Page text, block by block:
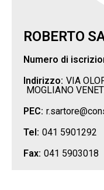
ROBERTO
Numero di
Indirizzo: VIA
MOGLIANO
PEC:
Tel: 041 5901292
Fax: 041 5903018